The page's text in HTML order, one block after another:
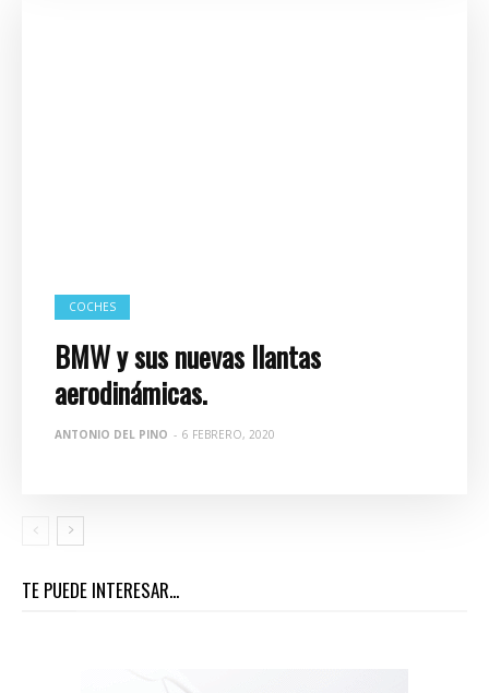
COCHES
BMW y sus nuevas llantas
aerodinámicas.
ANTONIO DEL PINO - 6 FEBRERO, 2020
TE PUEDE INTERESAR...